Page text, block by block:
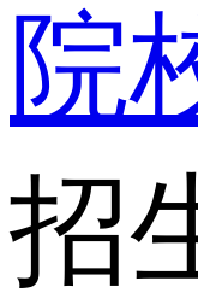
院
招